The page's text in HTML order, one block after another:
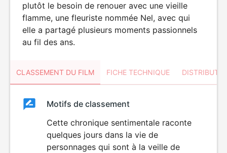
plutôt le besoin de renouer avec une vieille
flamme, une fleuriste nommée Nel, avec qui
elle a partagé plusieurs moments passionnels
au fil des ans.
CLASSEMENT DU FILM FICHE TECHNIQUE
ClassementClassement
Motifs de classement
Cette chronique sentimentale raconte
quelques jours dans la vie de
personnages qui sont à la veille de